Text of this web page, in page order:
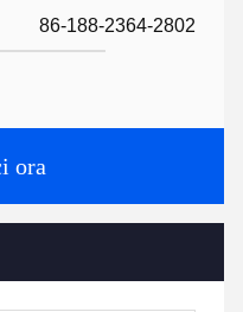
86-188-2364-2802
ora